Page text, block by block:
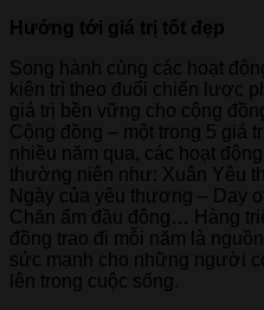
Hướng tới giá trị tốt đẹp
Song hành cùng các hoạt
kiên trì theo đuổi chiến lược
giá trị bền vững cho cộng
Cộng đồng – một trong 5 giá
nhiều năm qua, các hoạt
thường niên như: Xuân Yêu
Ngày của yêu thương – Day
Chăn ấm đầu đông… Hàng
đồng trao đi mỗi năm là
sức mạnh cho những người
lên trong cuộc sống.